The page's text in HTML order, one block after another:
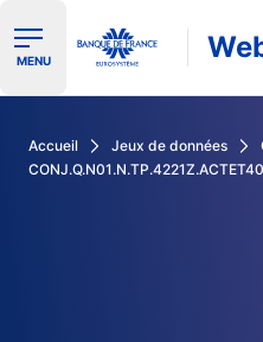
Ouvrir le menu de
MENU
Accueil Jeux de données